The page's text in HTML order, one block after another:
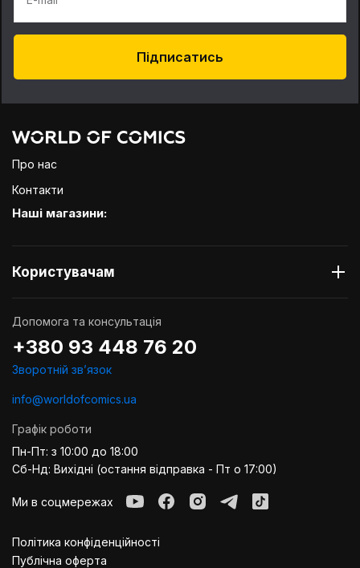
Підписатись
Про нас
Контакти
Наші магазини:
Користувачам
Допомога та консультація
+380 93 448 76 20
Зворотній звʼязок
info@worldofcomics.ua
Графік роботи
Пн-Пт: з 10:00 до 18:00
Сб-Нд: Вихідні (остання відправка - Пт о 17:00)
Ми в соцмережах
Політика конфіденційності
Публiчна оферта